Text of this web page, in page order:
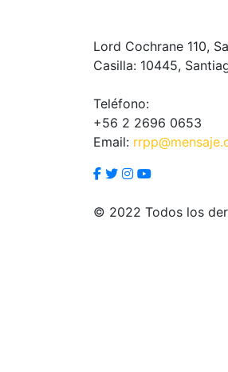
Lord Cochrane 110,
Casilla: 10445,
Teléfono:
+56 2 2696 0653
Email:
© 2022 Todos los